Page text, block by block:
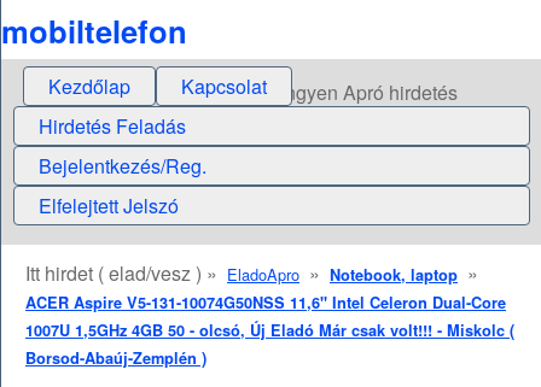
mobiltelefon
Kezdőlap Kapcsolat
Ingyen Apró hirdetés
Hirdetés Feladás
Bejelentkezés/Reg.
Elfelejtett Jelszó
Itt hirdet ( elad/vesz ) » EladoApro » Notebook, laptop »
ACER Aspire V5-131-10074G50NSS 11,6" Intel Celeron Dual-Core
1007U 1,5GHz 4GB 50 - olcsó, Új Eladó Már csak volt!!! - Miskolc (
Borsod-Abaúj-Zemplén )